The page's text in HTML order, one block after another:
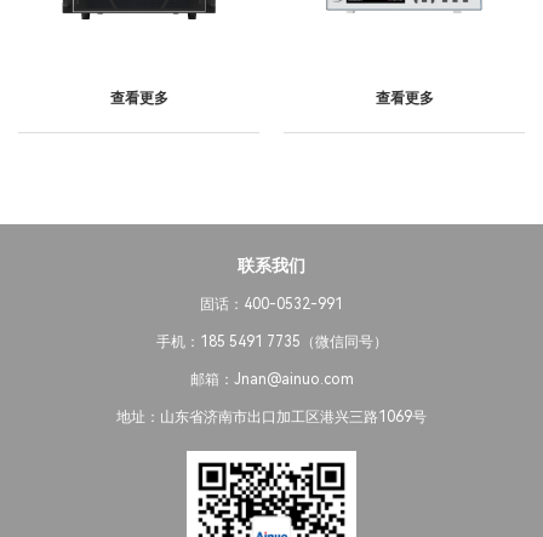
查看更多 查看更多
联系我们
固话：400-0532-991
手机：185 5491 7735（微信同号）
邮箱：Jnan@ainuo.com
地址：山东省济南市出口加工区港兴三路1069号